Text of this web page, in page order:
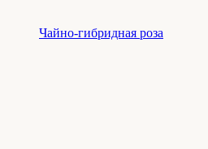
Чайно-гибридная роза